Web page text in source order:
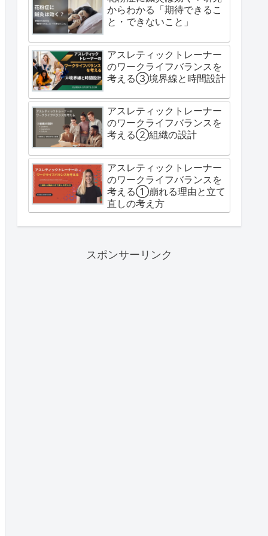
からわかる「期待できるこ
と・できないこと」
アスレティックトレーナー
のワークライフバランスを
考える③境界線と時間設計
アスレティックトレーナー
のワークライフバランスを
考える②組織の設計
アスレティックトレーナー
のワークライフバランスを
考える①崩れる理由と立て
直しの考え方
スポンサーリンク